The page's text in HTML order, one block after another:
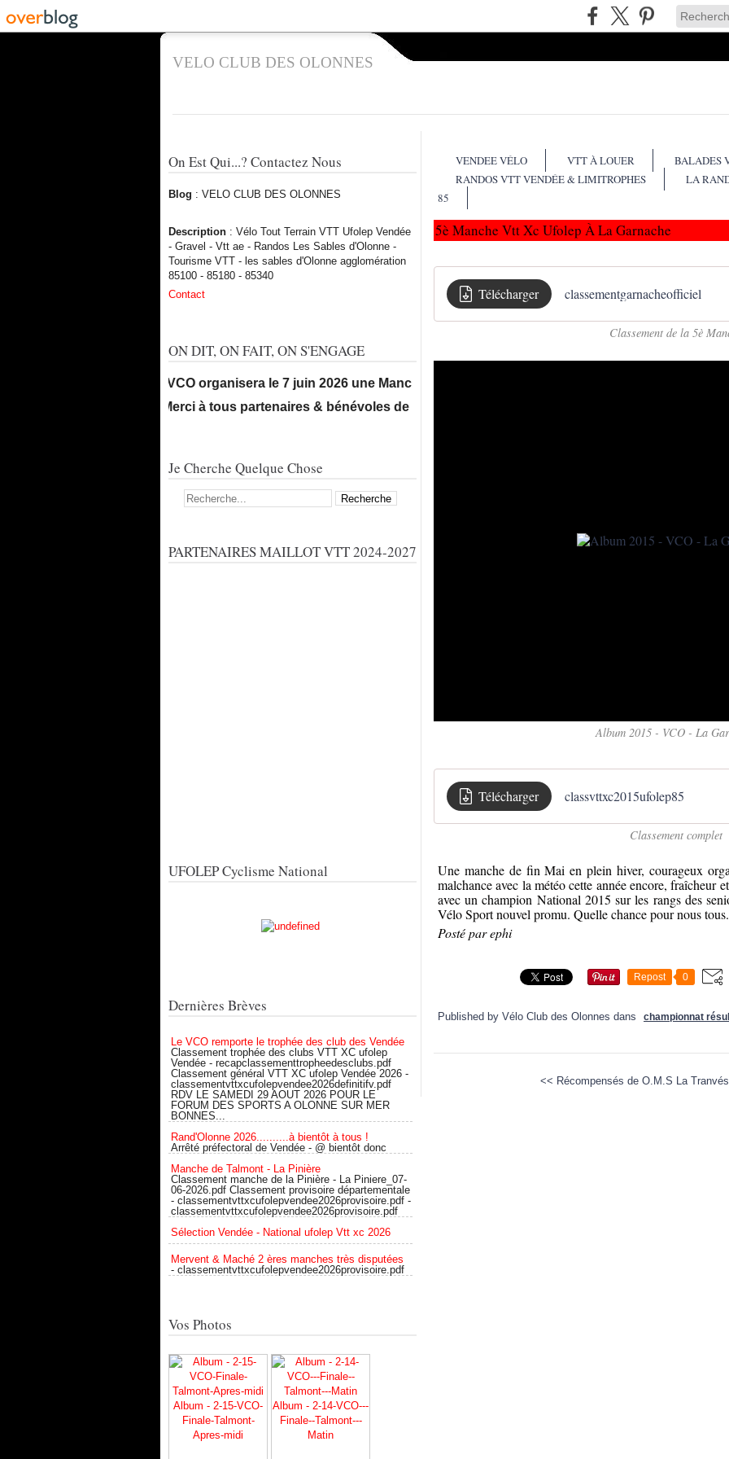
VELO CLUB DES OLONNES
On Est Qui...? Contactez Nous
Blog : VELO CLUB DES OLONNES
Description : Vélo Tout Terrain VTT Ufolep Vendée
- Gravel - Vtt ae - Randos Les Sables d'Olonne -
Tourisme VTT - les sables d'Olonne agglomération
85100 - 85180 - 85340
Contact
ON DIT, ON FAIT, ON S'ENGAGE
Le VCO organisera le 7 juin 2026 une Manche Départementale Vtt xc Ufolep à Talmont St
! Merci à tous partenaires & bénévoles de votre soutien à bientôt sur nos manifestations !
Je Cherche Quelque Chose
PARTENAIRES MAILLOT VTT 2024-2027
UFOLEP Cyclisme National
Dernières Brèves
Le VCO remporte le trophée des club des Vendée
Classement trophée des clubs VTT XC ufolep
Vendée - recapclassementtropheedesclubs.pdf
Classement général VTT XC ufolep Vendée 2026 -
classementvttxcufolepvendee2026definitifv.pdf
RDV LE SAMEDI 29 AOUT 2026 POUR LE
FORUM DES SPORTS A OLONNE SUR MER
BONNES...
Rand'Olonne 2026..........à bientôt à tous !
Arrêté préfectoral de Vendée - @ bientôt donc
Manche de Talmont - La Pinière
Classement manche de la Pinière - La Piniere_07-
06-2026.pdf Classement provisoire départementale
- classementvttxcufolepvendee2026provisoire.pdf -
classementvttxcufolepvendee2026provisoire.pdf
Sélection Vendée - National ufolep Vtt xc 2026
Mervent & Maché 2 ères manches très disputées
- classementvttxcufolepvendee2026provisoire.pdf
Vos Photos
Album - 2-15-VCO-
Finale-Talmont-
Apres-midi
Album - 2-14-VCO---
Finale--Talmont---
Matin
VENDEE VÉLO VTT À LOUER
BALADES
RANDOS VTT VENDÉE & LIMITROPHES
LA
85
5è Manche Vtt Xc Ufolep À La Garnache
Télécharger classementgarnacheofficiel
Classement de la 5è
Album 2015 - VCO - La
Télécharger classvttxc2015ufolep85
Classement complet
Une manche de fin Mai en plein hiver, courageux
malchance avec la météo cette année encore, fraîcheur
avec un champion National 2015 sur les rangs des
Vélo Sport nouvel promu. Quelle chance pour nous
Posté par ephi
Repost 0
Published by Vélo Club des Olonnes dans championnat
<< Récompensés de O.M.S La